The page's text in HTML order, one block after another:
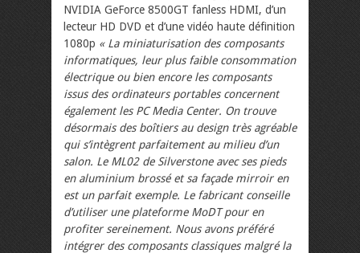
NVIDIA GeForce 8500GT fanless HDMI, d’un
lecteur HD DVD et d’une vidéo haute définition
1080p « La miniaturisation des composants
informatiques, leur plus faible consommation
électrique ou bien encore les composants
issus des ordinateurs portables concernent
également les PC Media Center. On trouve
désormais des boîtiers au design très agréable
qui s’intègrent parfaitement au milieu d’un
salon. Le ML02 de Silverstone avec ses pieds
en aluminium brossé et sa façade mirroir en
est un parfait exemple. Le fabricant conseille
d’utiliser une plateforme MoDT pour en
profiter sereinement. Nous avons préféré
intégrer des composants classiques malgré la